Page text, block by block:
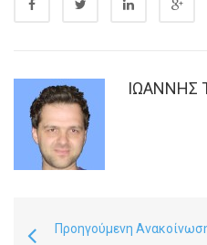
ΙΩΑΝΝΗΣ
Προηγούμενη